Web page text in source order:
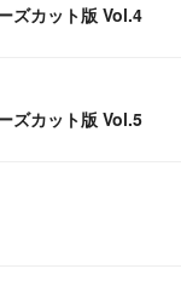
ズカット版 Vol.4
ズカット版 Vol.5